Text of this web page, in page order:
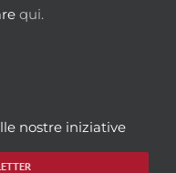
qui.
nostre iniziative